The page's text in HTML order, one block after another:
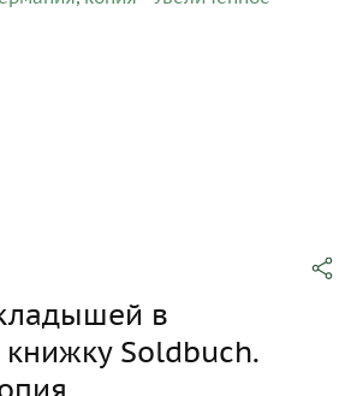
в
книжку Soldbuch.